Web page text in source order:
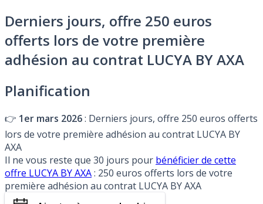
Derniers jours, offre 250 euros
offerts lors de votre première
adhésion au contrat LUCYA BY AXA
Planification
👉 1er mars 2026: Derniers jours, offre 250 euros offerts
lors de votre première adhésion au contrat LUCYA BY
AXA
Il ne vous reste que 30 jours pour bénéficier de cette
offre LUCYA BY AXA: 250 euros offerts lors de votre
première adhésion au contrat LUCYA BY AXA